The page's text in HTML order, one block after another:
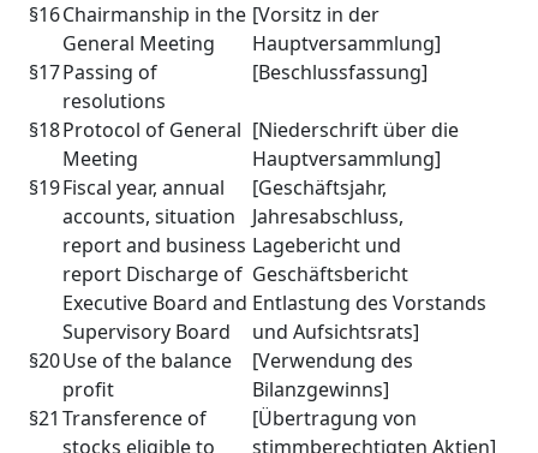
§16Chairmanship in the
General Meeting
[Vorsitz in der
Hauptversammlung]
§17Passing of
resolutions
[Beschlussfassung]
§18Protocol of General
Meeting
[Niederschrift über die
Hauptversammlung]
§19Fiscal year, annual
accounts, situation
report and business
report Discharge of
Executive Board and
Supervisory Board
[Geschäftsjahr,
Jahresabschluss,
Lagebericht und
Geschäftsbericht
Entlastung des Vorstands
und Aufsichtsrats]
§20Use of the balance
profit
[Verwendung des
Bilanzgewinns]
§21 Transference of
stocks eligible to
[Übertragung von
stimmberechtigten Aktien]